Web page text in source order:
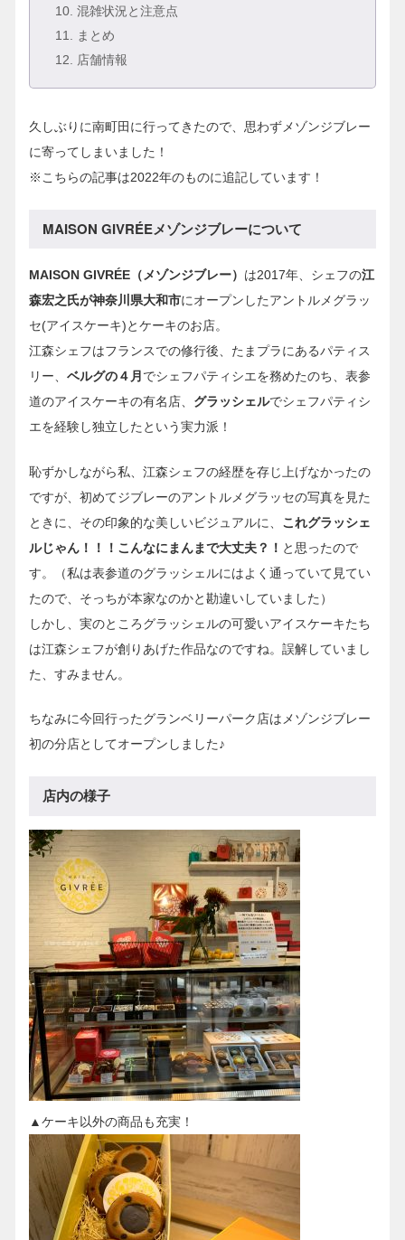
10 . 混雑状況と注意点
11
. まとめ
12 . 店舗情報
久しぶりに南町田に行ってきたので、思わずメゾンジブレー
に寄ってしまいました！
※こちらの記事は2022年のものに追記しています！
MAISON GIVRÉEメゾンジブレーについて
MAISON GIVRÉE（メゾンジブレー） は2017年、シェフの江
森宏之氏が神奈川県大和市にオープンしたアントルメグラッ
セ(アイスケーキ)とケーキのお店。
江森シェフはフランスでの修行後、たまプラにあるパティス
リー、 ベルグの４月 でシェフパティシエを務めたのち、表参
道のアイスケーキの有名店、 グラッシェルでシェフパティシ
エを経験し独立したという実力派！
恥ずかしながら私、江森シェフの経歴を存じ上げなかったの
ですが、初めてジブレーのアントルメグラッセの写真を見た
ときに、その印象的な美しいビジュアルに、 これグラッシェ
ルじゃん！！！こんなにまんまで大丈夫？！ と思ったので
す。（私は表参道のグラッシェルにはよく通っていて見てい
たので、そっちが本家なのかと勘違いしていました）
しかし、実のところグラッシェルの可愛いアイスケーキたち
は江森シェフが創りあげた作品なのですね。誤解していまし
た、すみません。
ちなみに今回行ったグランベリーパーク店はメゾンジブレー
初の分店としてオープンしました♪
店内の様子
▲ケーキ以外の商品も充実！